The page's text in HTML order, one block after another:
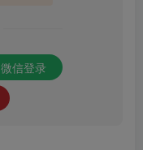
微信登录